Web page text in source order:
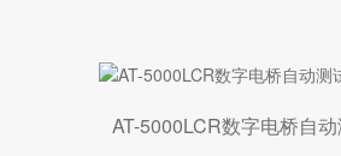
AT-5000LCR数字电桥自